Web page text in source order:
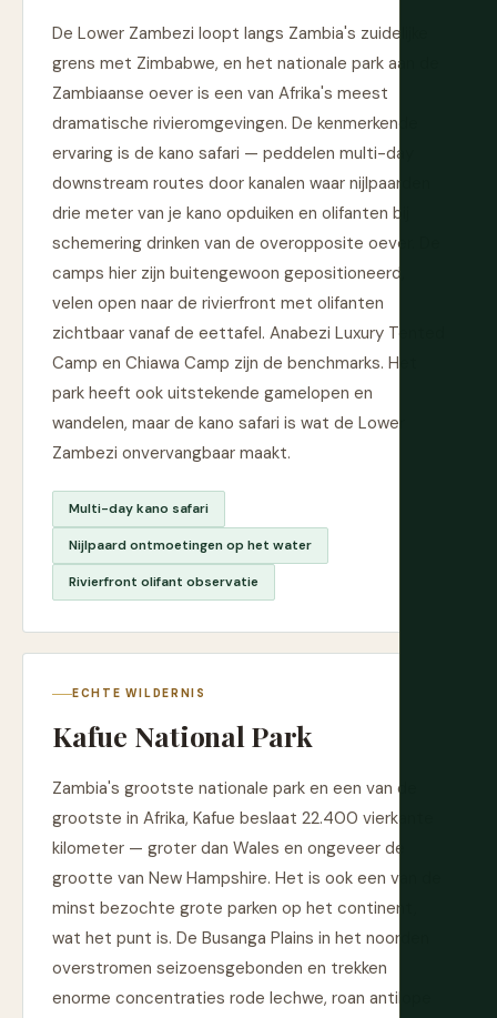
De Lower Zambezi loopt langs Zambia's zuidelijke
grens met Zimbabwe, en het nationale park aan de
Zambiaanse oever is een van Afrika's meest
dramatische rivieromgevingen. De kenmerkende
ervaring is de kano safari — peddelen multi-day
downstream routes door kanalen waar nijlpaarden
drie meter van je kano opduiken en olifanten bij
schemering drinken van de overopposite oever. De
camps hier zijn buitengewoon gepositioneerd,
velen open naar de rivierfront met olifanten
zichtbaar vanaf de eettafel. Anabezi Luxury Tented
Camp en Chiawa Camp zijn de benchmarks. Het
park heeft ook uitstekende gamelopen en
wandelen, maar de kano safari is wat de Lower
Zambezi onvervangbaar maakt.
Multi-day kano safari
Nijlpaard ontmoetingen op het water
Rivierfront olifant observatie
ECHTE WILDERNIS
Kafue National Park
Zambia's grootste nationale park en een van de
grootste in Afrika, Kafue beslaat 22.400 vierkante
kilometer — groter dan Wales en ongeveer de
grootte van New Hampshire. Het is ook een van de
minst bezochte grote parken op het continent,
wat het punt is. De Busanga Plains in het noorden
overstromen seizoensgebonden en trekken
enorme concentraties rode lechwe, roan antilope